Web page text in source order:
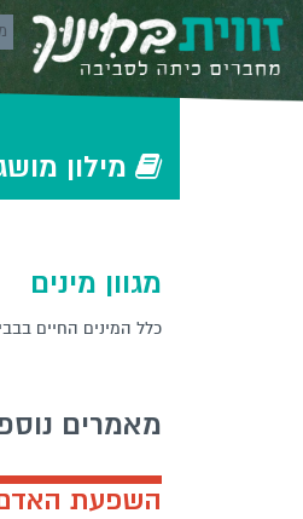
Skip to content
‫‫מילון‬
מגוון מינים
כלל המינים החיים
מאמרים
השפעת